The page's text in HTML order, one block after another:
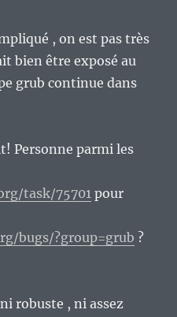
, on est pas très
bien être exposé au
grub continue dans
Personne parmi les
task/75701 pour
bugs/?group=grub ?
robuste , ni assez